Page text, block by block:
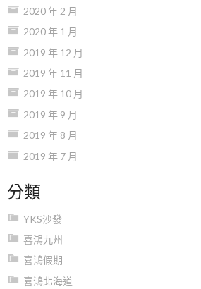
2020 年 2 月
2020 年 1 月
2019 年 12 月
2019 年 11 月
2019 年 10 月
2019 年 9 月
2019 年 8 月
2019 年 7 月
分類
YKS沙發
喜鴻九州
喜鴻假期
喜鴻北海道